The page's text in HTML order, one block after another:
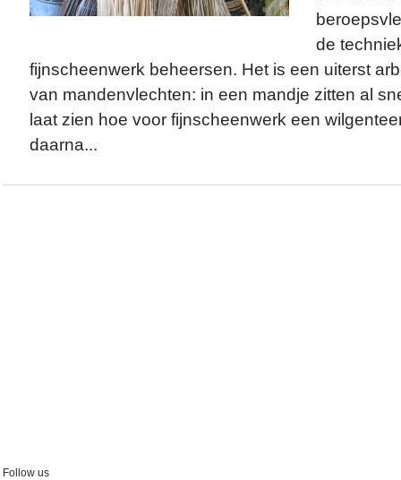
de
fijnscheenwerk beheersen. Het is een uiterst
van mandenvlechten: in een mandje zitten al
laat zien hoe voor fijnscheenwerk een
daarna...
Follow us